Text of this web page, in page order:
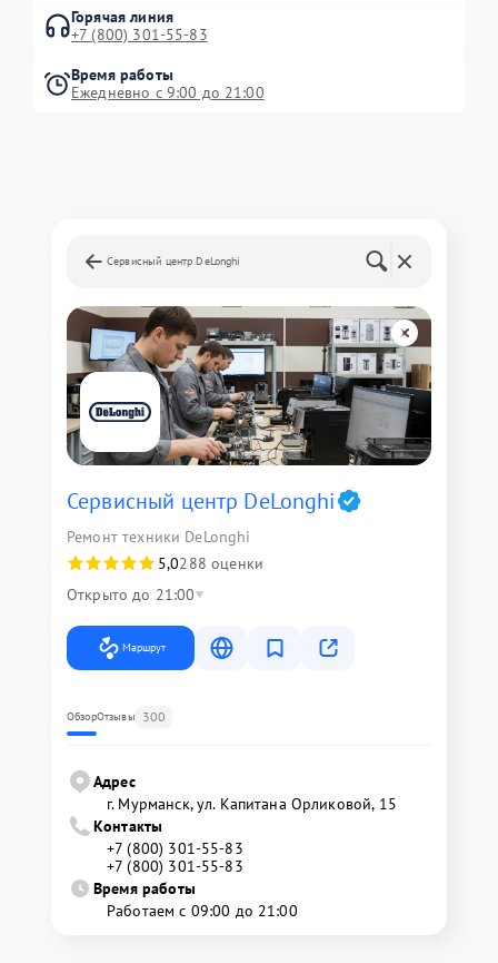
Горячая линия
+7 (800) 301-55-83
Время работы
Ежедневно с 9:00 до 21:00
Сервисный центр DeLonghi
Сервисный центр DeLonghi
Ремонт техники DeLonghi
5,0288 оценки
Открыто до 21:00
Маршрут
ОбзорОтзывы 300
Адрес
г. Мурманск, ул. Капитана Орликовой, 15
Контакты
+7 (800) 301-55-83
+7 (800) 301-55-83
Время работы
Работаем с 09:00 до 21:00